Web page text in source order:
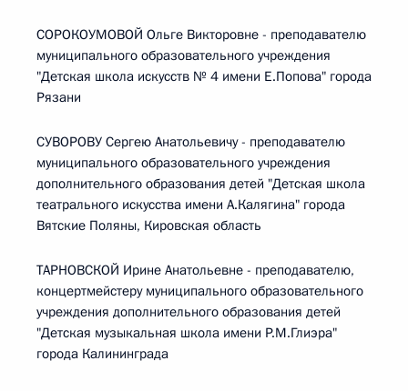
СОРОКОУМОВОЙ Ольге Викторовне - преподавателю
муниципального образовательного учреждения
"Детская школа искусств № 4 имени Е.Попова" города
Рязани
СУВОРОВУ Сергею Анатольевичу - преподавателю
муниципального образовательного учреждения
дополнительного образования детей "Детская школа
театрального искусства имени А.Калягина" города
Вятские Поляны, Кировская область
ТАРНОВСКОЙ Ирине Анатольевне - преподавателю,
концертмейстеру муниципального образовательного
учреждения дополнительного образования детей
"Детская музыкальная школа имени Р.М.Глиэра"
города Калининграда